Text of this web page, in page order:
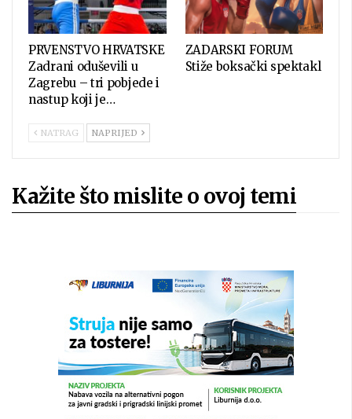
PRVENSTVO HRVATSKE
Zadrani oduševili u
Zagrebu – tri pobjede i
nastup koji je…
ZADARSKI FORUM
Stiže boksački spektakl
NATRAG NAPRIJED
Kažite što mislite o ovoj temi